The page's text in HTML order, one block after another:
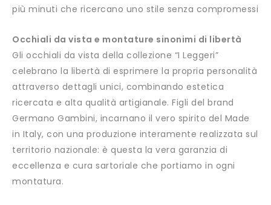
più minuti che ricercano uno stile senza compromessi
Occhiali da vista e montature sinonimi di libertà
Gli occhiali da vista della collezione “I Leggeri”
celebrano la libertà di esprimere la propria personalità
attraverso dettagli unici, combinando estetica
ricercata e alta qualità artigianale. Figli del brand
Germano Gambini, incarnano il vero spirito del Made
in Italy, con una produzione interamente realizzata sul
territorio nazionale: è questa la vera garanzia di
eccellenza e cura sartoriale che portiamo in ogni
montatura.